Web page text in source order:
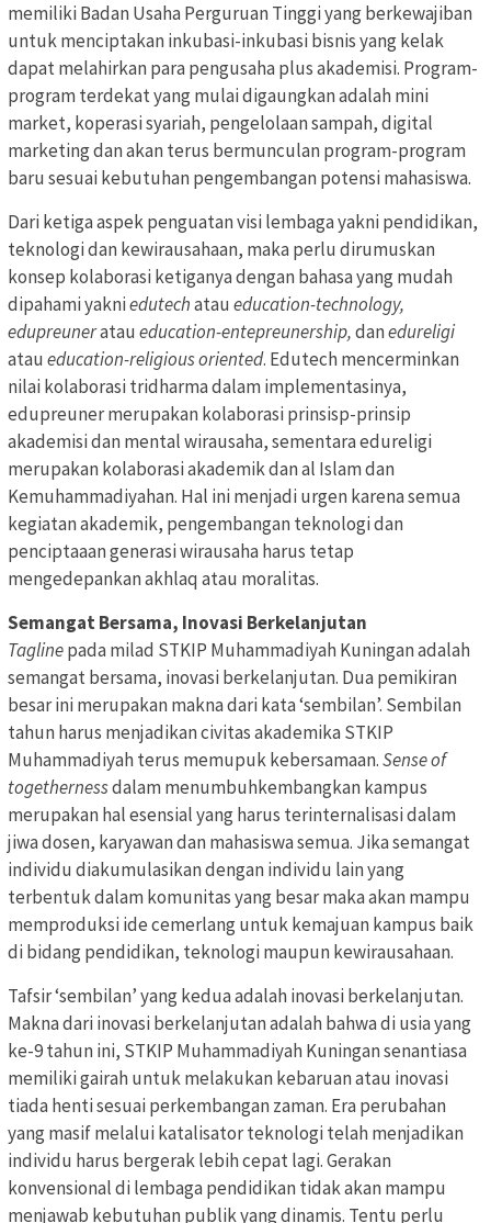
memiliki Badan Usaha Perguruan Tinggi yang berkewajiban
untuk menciptakan inkubasi-inkubasi bisnis yang kelak
dapat melahirkan para pengusaha plus akademisi. Program-
program terdekat yang mulai digaungkan adalah mini
market, koperasi syariah, pengelolaan sampah, digital
marketing dan akan terus bermunculan program-program
baru sesuai kebutuhan pengembangan potensi mahasiswa.
Dari ketiga aspek penguatan visi lembaga yakni pendidikan,
teknologi dan kewirausahaan, maka perlu dirumuskan
konsep kolaborasi ketiganya dengan bahasa yang mudah
dipahami yakniedutechataueducation-technology,
edupreunerataueducation-entepreunership,danedureligi
ataueducation-religious oriented. Edutech mencerminkan
nilai kolaborasi tridharma dalam implementasinya,
edupreuner merupakan kolaborasi prinsisp-prinsip
akademisi dan mental wirausaha, sementara edureligi
merupakan kolaborasi akademik dan al Islam dan
Kemuhammadiyahan. Hal ini menjadi urgen karena semua
kegiatan akademik, pengembangan teknologi dan
penciptaaan generasi wirausaha harus tetap
mengedepankan akhlaq atau moralitas.
Semangat Bersama, Inovasi Berkelanjutan
Taglinepada milad STKIP Muhammadiyah Kuningan adalah
semangat bersama, inovasi berkelanjutan. Dua pemikiran
besar ini merupakan makna dari kata ‘sembilan’. Sembilan
tahun harus menjadikan civitas akademika STKIP
Muhammadiyah terus memupuk kebersamaan.Sense of
togethernessdalam menumbuhkembangkan kampus
merupakan hal esensial yang harus terinternalisasi dalam
jiwa dosen, karyawan dan mahasiswa semua. Jika semangat
individu diakumulasikan dengan individu lain yang
terbentuk dalam komunitas yang besar maka akan mampu
memproduksi ide cemerlang untuk kemajuan kampus baik
di bidang pendidikan, teknologi maupun kewirausahaan.
Tafsir ‘sembilan’ yang kedua adalah inovasi berkelanjutan.
Makna dari inovasi berkelanjutan adalah bahwa di usia yang
ke-9 tahun ini, STKIP Muhammadiyah Kuningan senantiasa
memiliki gairah untuk melakukan kebaruan atau inovasi
tiada henti sesuai perkembangan zaman. Era perubahan
yang masif melalui katalisator teknologi telah menjadikan
individu harus bergerak lebih cepat lagi. Gerakan
konvensional di lembaga pendidikan tidak akan mampu
menjawab kebutuhan publik yang dinamis. Tentu perlu